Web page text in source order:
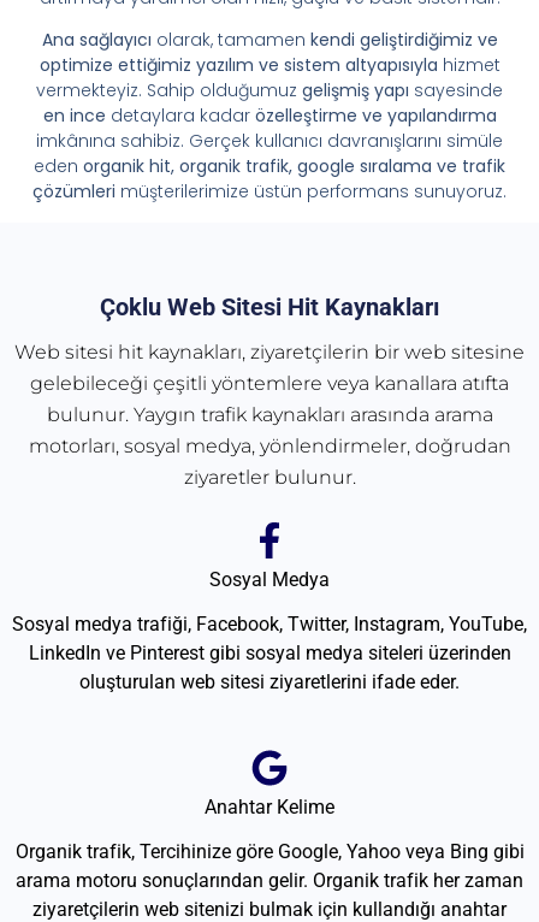
Ana sağlayıcı olarak, tamamen kendi geliştirdiğimiz ve
optimize ettiğimiz yazılım ve sistem altyapısıyla hizmet
vermekteyiz. Sahip olduğumuz gelişmiş yapı sayesinde
en ince detaylara kadar özelleştirme ve yapılandırma
imkânına sahibiz. Gerçek kullanıcı davranışlarını simüle
eden organik hit, organik trafik, google sıralama ve trafik
çözümleri müşterilerimize üstün performans sunuyoruz.
Çoklu Web Sitesi Hit Kaynakları
Web sitesi hit kaynakları, ziyaretçilerin bir web sitesine
gelebileceği çeşitli yöntemlere veya kanallara atıfta
bulunur. Yaygın trafik kaynakları arasında arama
motorları, sosyal medya, yönlendirmeler, doğrudan
ziyaretler bulunur.
Sosyal Medya
Sosyal medya trafiği, Facebook, Twitter, Instagram, YouTube,
LinkedIn ve Pinterest gibi sosyal medya siteleri üzerinden
oluşturulan web sitesi ziyaretlerini ifade eder.
Anahtar Kelime
Organik trafik, Tercihinize göre Google, Yahoo veya Bing gibi
arama motoru sonuçlarından gelir. Organik trafik her zaman
ziyaretçilerin web sitenizi bulmak için kullandığı anahtar